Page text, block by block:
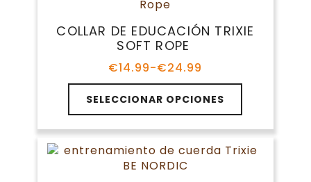
se
en
página
de
producto
COLLAR DE EDUCACIÓN TRIXIE
SOFT ROPE
€14.99-€24.99
Rango
de
precios:
desde
€14.99
hasta
€24.99
SELECCIONAR OPCIONES
Este
producto
tiene
múltiples
variantes.